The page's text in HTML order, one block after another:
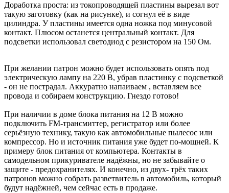
Доработка проста: из токопроводящей пластины вырезал вот
такую заготовку (как на рисунке), и согнул её в виде
цилиндра. У пластины имеется одна ножка под минусовой
контакт. Плюсом останется центральный контакт. Для
подсветки использовал светодиод с резистором на 150 Ом.
При желании патрон можно будет использовать опять под
электрическую лампу на 220 В, убрав пластинку с подсветкой
- он не пострадал. Аккуратно напаиваем , вставляем все
провода и собираем конструкцию. Гнездо готово!
При наличии в доме блока питания на 12 В можно
подключить FM-трансмиттер, регистратор или более
серьёзную технику, такую как автомобильные пылесос или
компрессор. Но и источник питания уже будет по-мощней. К
примеру блок питания от компьютера. Контакты в
самодельном прикуривателе надёжны, но не забывайте о
защите - предохранителях. И конечно, из двух- трёх таких
патронов можно собрать разветвитель в автомобиль, который
будут надёжней, чем сейчас есть в продаже.